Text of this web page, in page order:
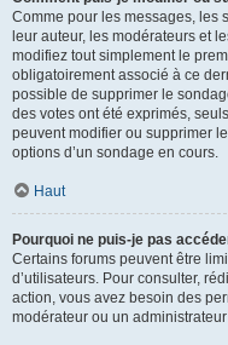
Comme pour les messages, les
leur auteur, les modérateurs et
modifiez tout simplement le
obligatoirement associé à ce
possible de supprimer le
des votes ont été exprimés,
peuvent modifier ou supprimer
options d’un sondage en cours.
Haut
Pourquoi ne puis-je pas
Certains forums peuvent être
d’utilisateurs. Pour consulter,
action, vous avez besoin des
modérateur ou un